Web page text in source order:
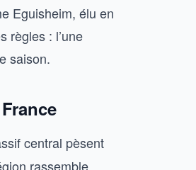
Eguisheim, élu en
règles : l’une
saison.
central pèsent
rassemble